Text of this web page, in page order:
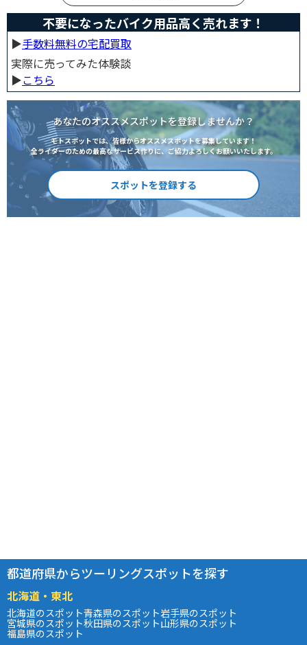
不要になったバイク用品高く売れます！
▶︎手数料無料の宅配買取
実際に売ってみた体験談
▶︎こちら
あなたのオススメスポットを登録しませんか？
モトスポットでは、皆様からオススメスポットを募集しています！
全ライダーのための最高なサービス作りに、ご協力よろしくお願いいたします。
スポットを登録する
都道府県からツーリングスポットを探す
北海道・東北
北海道のスポット青森県のスポット岩手県のスポット
宮城県のスポット秋田県のスポット山形県のスポット
福島県のスポット